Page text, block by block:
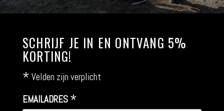
SCHRIJF JE IN EN ONTVANG 5%
KORTING!
* Velden zijn verplicht
EMAILADRES *